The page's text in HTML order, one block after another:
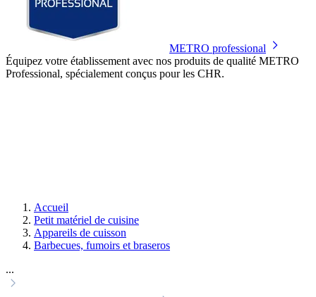
METRO professional
Équipez votre établissement avec nos produits de qualité METRO
Professional, spécialement conçus pour les CHR.
Accueil
Petit matériel de cuisine
Appareils de cuisson
Barbecues, fumoirs et braseros
...